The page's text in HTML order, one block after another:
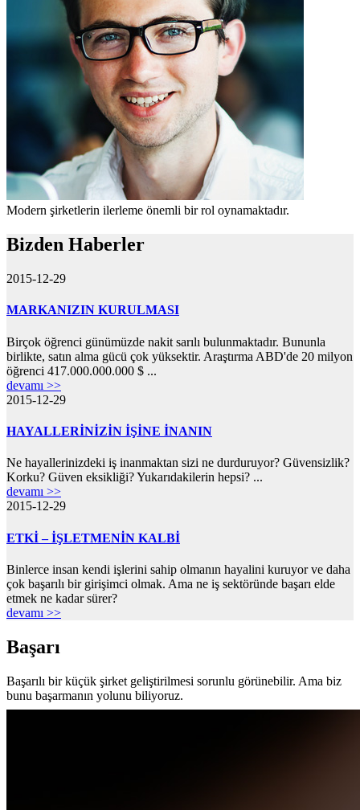
Modern şirketlerin ilerleme önemli bir rol oynamaktadır.
Bizden Haberler
2015-12-29
MARKANIZIN KURULMASI
Birçok öğrenci günümüzde nakit sarılı bulunmaktadır. Bununla
birlikte, satın alma gücü çok yüksektir. Araştırma ABD'de 20 milyon
öğrenci 417.000.000.000 $ ...
devamı >>
2015-12-29
HAYALLERİNİZİN İŞİNE İNANIN
Ne hayallerinizdeki iş inanmaktan sizi ne durduruyor? Güvensizlik?
Korku? Güven eksikliği? Yukarıdakilerin hepsi? ...
devamı >>
2015-12-29
ETKİ – İŞLETMENİN KALBİ
Binlerce insan kendi işlerini sahip olmanın hayalini kuruyor ve daha
çok başarılı bir girişimci olmak. Ama ne iş sektöründe başarı elde
etmek ne kadar sürer?
devamı >>
Başarı
Başarılı bir küçük şirket geliştirilmesi sorunlu görünebilir. Ama biz
bunu başarmanın yolunu biliyoruz.